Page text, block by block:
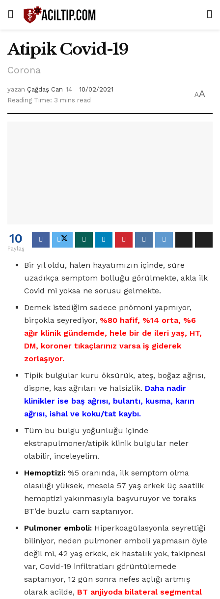
Atipik Covid-19
Corona
yazan Çağdaş Can
10/02/2021
Reading Time: 3 mins read
AA
10
Paylaş
Bir yıl oldu, halen hayatımızın içinde, süre
uzadıkça semptom bolluğu görülmekte, akla ilk
Covid mi yoksa ne sorusu gelmekte.
Demek istediğim sadece pnömoni yapmıyor,
birçokla seyrediyor, %80 hafif, %14 orta, %6
ağır klinik gündemde, hele bir de ileri yaş, HT,
DM, koroner tıkaçlarınız varsa iş giderek
zorlaşıyor.
Tipik bulgular kuru öksürük, ateş, boğaz ağrısı,
dispne, kas ağrıları ve halsizlik. Daha nadir
klinikler ise baş ağrısı, bulantı, kusma, karın
ağrısı, ishal ve koku/tat kaybı.
Tüm bu bulgu yoğunluğu içinde
ekstrapulmoner/atipik klinik bulgular neler
olabilir, inceleyelim.
Hemoptizi: %5 oranında, ilk semptom olma
olasılığı yüksek, mesela 57 yaş erkek üç saatlik
hemoptizi yakınmasıyla başvuruyor ve toraks
BT’de buzlu cam saptanıyor.
Pulmoner emboli: Hiperkoagülasyonla seyrettiği
biliniyor, neden pulmoner emboli yapmasın öyle
değil mi, 42 yaş erkek, ek hastalık yok, takipnesi
var, Covid-19 infiltratları görüntülemede
saptanıyor, 12 gün sonra nefes açlığı artmış
olarak acilde, BT anjiyoda bilateral segmental